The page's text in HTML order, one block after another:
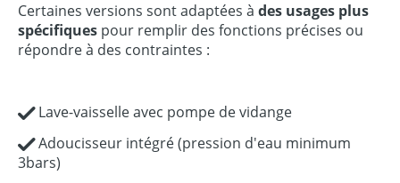
Certaines versions sont adaptées à des usages plus
spécifiques pour remplir des fonctions précises ou
répondre à des contraintes :
Lave-vaisselle avec pompe de vidange
Adoucisseur intégré (pression d'eau minimum
3bars)